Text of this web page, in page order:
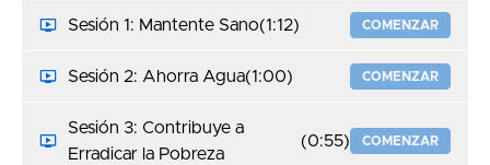
Sesión 1: Mantente Sano(1:12) COMENZAR
Sesión 2: Ahorra Agua(1:00) COMENZAR
Sesión 3: Contribuye a
Erradicar la Pobreza
(0:55) COMENZAR